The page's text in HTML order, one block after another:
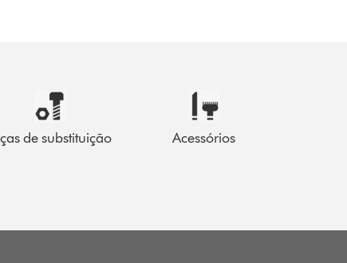
de substituição Acessórios